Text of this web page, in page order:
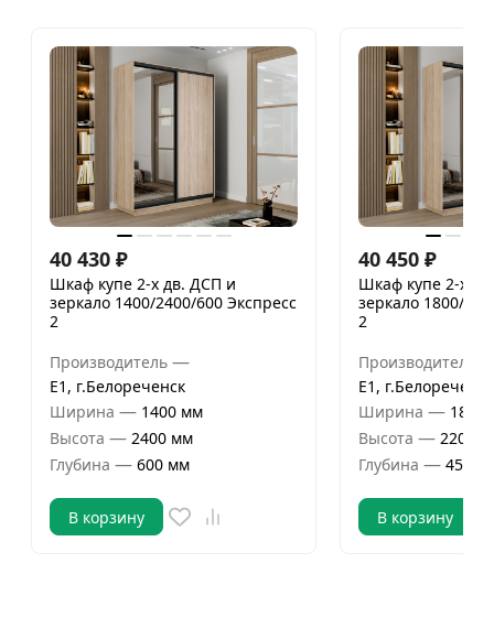
40 430 ₽
Шкаф купе 2-х дв. ДСП и
зеркало 1400/2400/600 Экспресс
2
Производитель —
Е1, г.Белореченск
Ширина — 1400 мм
Высота — 2400 мм
Глубина — 600 мм
В корзину
40 450 ₽
Шкаф купе 2-х
зеркало 1800/
2
Производитель
Е1, г.Белореченск
Ширина — 1800
Высота — 2200
Глубина — 450
В корзину